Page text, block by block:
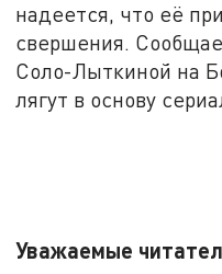
надеется, что её
свершения.
Соло-Лыткиной на
лягут в основу
Уважаемые